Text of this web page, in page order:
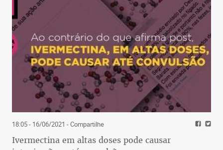
18:05 - 16/06/2021 - Compartilhe
Ivermectina em altas doses pode causar